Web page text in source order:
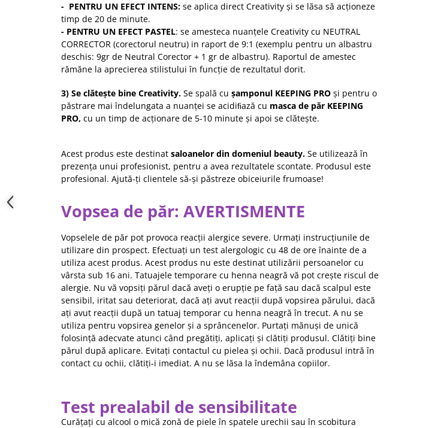
- PENTRU UN EFECT INTENS: se aplica direct Creativity și se lăsa să acționeze
timp de 20 de minute.
- PENTRU UN EFECT PASTEL: se amesteca nuanțele Creativity cu NEUTRAL
CORRECTOR (corectorul neutru) in raport de 9:1 (exemplu pentru un albastru
deschis: 9gr de Neutral Corector + 1 gr de albastru). Raportul de amestec
rămăne la aprecierea stilistului în funcție de rezultatul dorit.
3) Se clătește bine Creativity. Se spală cu șamponul KEEPING PRO și pentru o
păstrare mai îndelungata a nuanței se acidiﬁază cu masca de păr KEEPING
PRO, cu un timp de acționare de 5-10 minute și apoi se clătește.
Acest produs este destinat saloanelor din domeniul beauty. Se utilizează în
prezența unui profesionist, pentru a avea rezultatele scontate. Produsul este
profesional. Ajută-ți clientele să-și păstreze obiceiurile frumoase!
Vopsea de păr: AVERTISMENTE
Vopselele de păr pot provoca reacții alergice severe. Urmați instrucțiunile de
utilizare din prospect. Efectuați un test alergologic cu 48 de ore înainte de a
utiliza acest produs. Acest produs nu este destinat utilizării persoanelor cu
vârsta sub 16 ani. Tatuajele temporare cu henna neagră vă pot crește riscul de
alergie. Nu vă vopsiți părul dacă aveți o erupție pe față sau dacă scalpul este
sensibil, iritat sau deteriorat, dacă ați avut reacții după vopsirea părului, dacă
ați avut reacții după un tatuaj temporar cu henna neagră în trecut. A nu se
utiliza pentru vopsirea genelor și a sprâncenelor. Purtați mănuși de unică
folosință adecvate atunci când pregătiți, aplicați și clătiți produsul. Clătiți bine
părul după aplicare. Evitați contactul cu pielea și ochii. Dacă produsul intră în
contact cu ochii, clătiți-i imediat. A nu se lăsa la îndemâna copiilor.
Test prealabil de sensibilitate
Curățați cu alcool o mică zonă de piele în spatele urechii sau în scobitura